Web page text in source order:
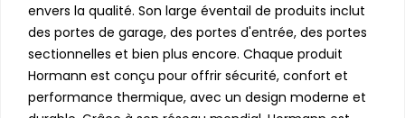
envers la qualité. Son large éventail de produits inclut
des portes de garage, des portes d'entrée, des portes
sectionnelles et bien plus encore. Chaque produit
Hormann est conçu pour offrir sécurité, confort et
performance thermique, avec un design moderne et